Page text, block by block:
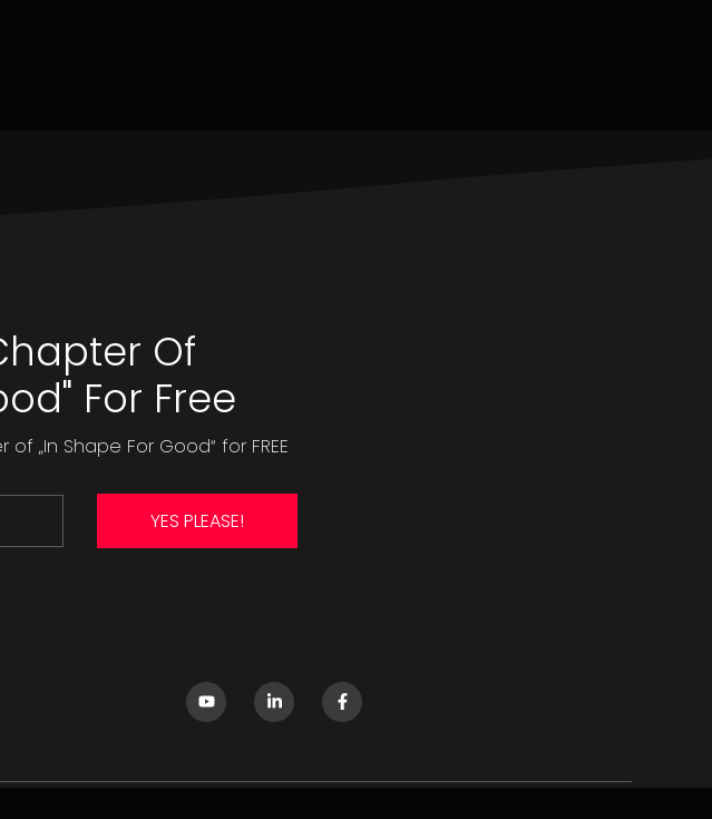
Of
For Free
„In Shape For Good“ for FREE
YES PLEASE!